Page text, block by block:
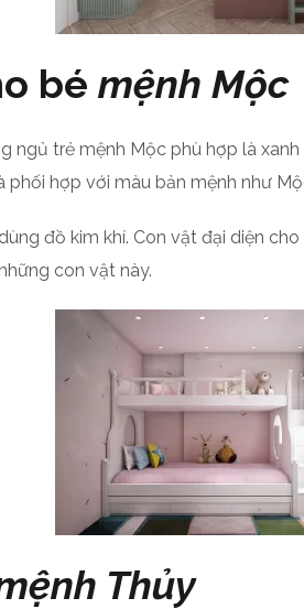
bé mệnh Mộc
ngủ trẻ mệnh Mộc phù hợp là
hợp với màu bản mệnh như
đồ kim khí. Con vật đại diện
con vật này.
Thủy